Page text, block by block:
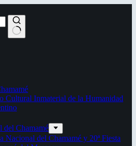
Cultural Inmaterial de la Humanidad
del Chamamé
Nacional del Chamamé y 20ª Fiesta